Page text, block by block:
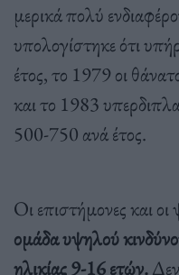
μερικά πολύ
υπολογίστηκε ότι
έτος, το 1979 οι
και το 1983
500-750 ανά έτος.
Οι επιστήμονες και
ομάδα υψηλού
ηλικίας 9-16 ετών.